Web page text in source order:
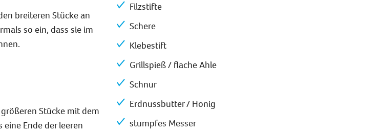
Filzstifte
Schere
Klebestift
Grillspieß / flache Ahle
Schnur
Erdnussbutter / Honig
stumpfes Messer
breiteren Stücke an
so ein, dass sie im
Stücke mit dem
Ende der leeren